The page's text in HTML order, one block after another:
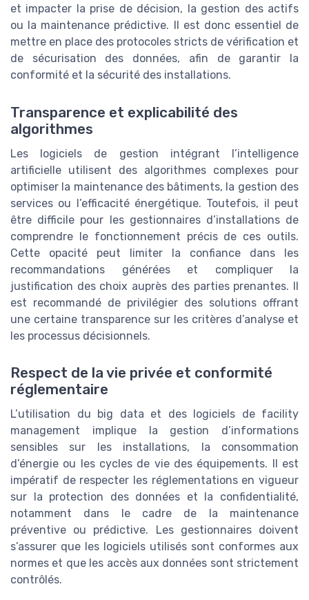
et impacter la prise de décision, la gestion des actifs
ou la maintenance prédictive. Il est donc essentiel de
mettre en place des protocoles stricts de vérification et
de sécurisation des données, afin de garantir la
conformité et la sécurité des installations.
Transparence et explicabilité des
algorithmes
Les logiciels de gestion intégrant l’intelligence
artificielle utilisent des algorithmes complexes pour
optimiser la maintenance des bâtiments, la gestion des
services ou l’efficacité énergétique. Toutefois, il peut
être difficile pour les gestionnaires d’installations de
comprendre le fonctionnement précis de ces outils.
Cette opacité peut limiter la confiance dans les
recommandations générées et compliquer la
justification des choix auprès des parties prenantes. Il
est recommandé de privilégier des solutions offrant
une certaine transparence sur les critères d’analyse et
les processus décisionnels.
Respect de la vie privée et conformité
réglementaire
L’utilisation du big data et des logiciels de facility
management implique la gestion d’informations
sensibles sur les installations, la consommation
d’énergie ou les cycles de vie des équipements. Il est
impératif de respecter les réglementations en vigueur
sur la protection des données et la confidentialité,
notamment dans le cadre de la maintenance
préventive ou prédictive. Les gestionnaires doivent
s’assurer que les logiciels utilisés sont conformes aux
normes et que les accès aux données sont strictement
contrôlés.